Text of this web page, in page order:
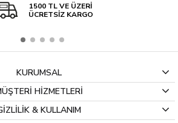
1500 TL VE ÜZERİ
ÜCRETSİZ KARGO
KURUMSAL
HİZMETLERİ
& KULLANIM